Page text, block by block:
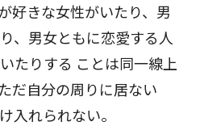
好きな女性がいたり、男
、男女ともに恋愛する人
たりする ことは同一線上
だ自分の周りに居ない
入れられない。